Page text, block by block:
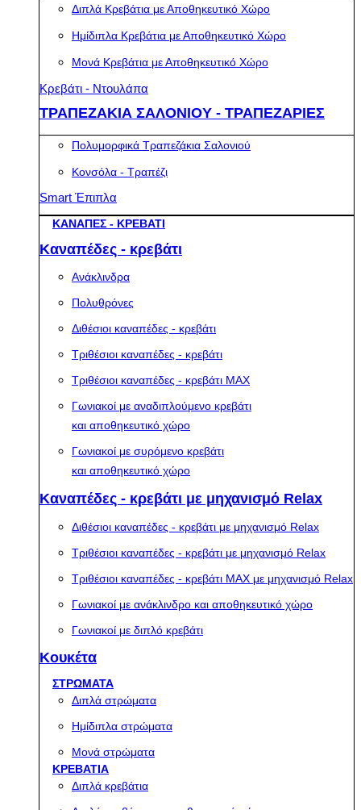
Διπλά Κρεβάτια με Αποθηκευτικό Χώρο
Ημίδιπλα Κρεβάτια με Αποθηκευτικό Χώρο
Μονά Κρεβάτια με Αποθηκευτικό Χώρο
Κρεβάτι - Ντουλάπα
ΤΡΑΠΕΖΑΚΙΑ ΣΑΛΟΝΙΟΥ - ΤΡΑΠΕΖΑΡΙΕΣ
Πολυμορφικά Τραπεζάκια Σαλονιού
Κονσόλα - Τραπέζι
Smart Έπιπλα
ΚΑΝΑΠΕΣ - ΚΡΕΒΑΤΙ
Καναπέδες - κρεβάτι
Ανάκλινδρα
Πολυθρόνες
Διθέσιοι καναπέδες - κρεβάτι
Τριθέσιοι καναπέδες - κρεβάτι
Τριθέσιοι καναπέδες - κρεβάτι MAX
Γωνιακοί με αναδιπλούμενο κρεβάτι
και αποθηκευτικό χώρο
Γωνιακοί με συρόμενο κρεβάτι
και αποθηκευτικό χώρο
Καναπέδες - κρεβάτι με μηχανισμό Relax
Διθέσιοι καναπέδες - κρεβάτι με μηχανισμό Relax
Τριθέσιοι καναπέδες - κρεβάτι με μηχανισμό Relax
Τριθέσιοι καναπέδες - κρεβάτι MAX με μηχανισμό Relax
Γωνιακοί με ανάκλινδρο και αποθηκευτικό χώρο
Γωνιακοί με διπλό κρεβάτι
Κουκέτα
ΣΤΡΩΜΑΤΑ
Διπλά στρώματα
Ημίδιπλα στρώματα
Μονά στρώματα
ΚΡΕΒΑΤΙΑ
Διπλά κρεβάτια